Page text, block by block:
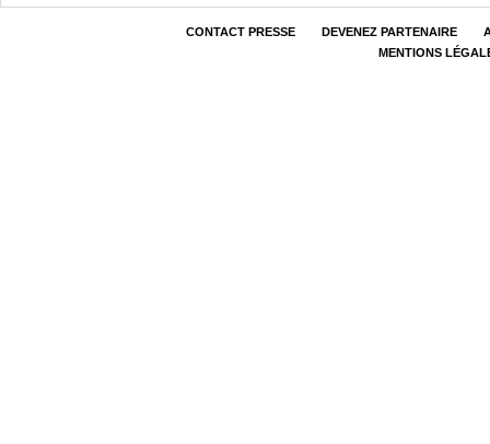
CONTACT PRESSE DEVENEZ PARTENAIRE
MENTIONS